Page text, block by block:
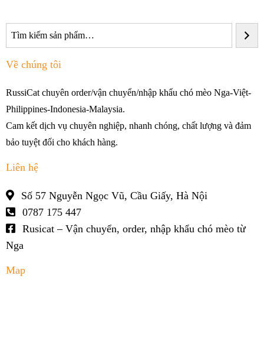
Về chúng tôi
RussiCat chuyên order/vận chuyển/nhập khẩu chó mèo Nga-Việt-
Philippines-Indonesia-Malaysia.
Cam kết dịch vụ chuyên nghiệp, nhanh chóng, chất lượng và đảm
bảo tuyệt đối cho khách hàng.
Liên hệ
Số 57 Nguyễn Ngọc Vũ, Cầu Giấy, Hà Nội
0787 175 447
Rusicat – Vận chuyển, order, nhập khẩu chó mèo từ
Nga
Map